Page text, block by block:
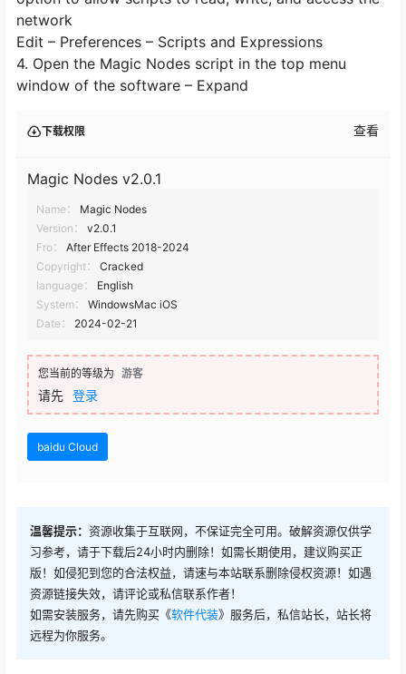
network
Edit – Preferences – Scripts and Expressions
4. Open the Magic Nodes script in the top menu
window of the software – Expand
下载权限 查看
Magic Nodes v2.0.1
Name：
Magic Nodes
Version：
v2.0.1
Fro：
After Effects 2018-2024
Copyright：
Cracked
language：
English
System：
WindowsMac iOS
Date：
2024-02-21
您当前的等级为 游客
请先 登录
baidu Cloud
温馨提示： 资源收集于互联网，不保证完全可用。破解资源仅供学
习参考，请于下载后24小时内删除！如需长期使用，建议购买正
版！如侵犯到您的合法权益，请速与本站联系删除侵权资源！如遇
资源链接失效，请评论或私信联系作者！
如需安装服务，请先购买《软件代装》服务后，私信站长，站长将
远程为你服务。